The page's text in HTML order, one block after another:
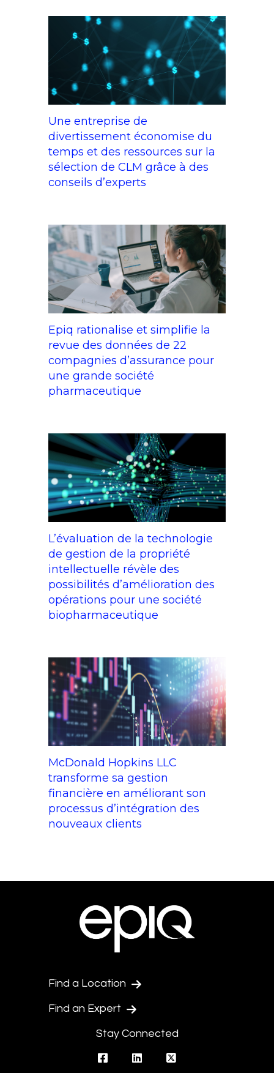
Une entreprise de
divertissement économise du
temps et des ressources sur la
sélection de CLM grâce à des
conseils d’experts
Epiq rationalise et simplifie la
revue des données de 22
compagnies d’assurance pour
une grande société
pharmaceutique
L’évaluation de la technologie
de gestion de la propriété
intellectuelle révèle des
possibilités d’amélioration des
opérations pour une société
biopharmaceutique
McDonald Hopkins LLC
transforme sa gestion
financière en améliorant son
processus d’intégration des
nouveaux clients
Find a Location
Find an Expert
Stay Connected
facebooklinkedin